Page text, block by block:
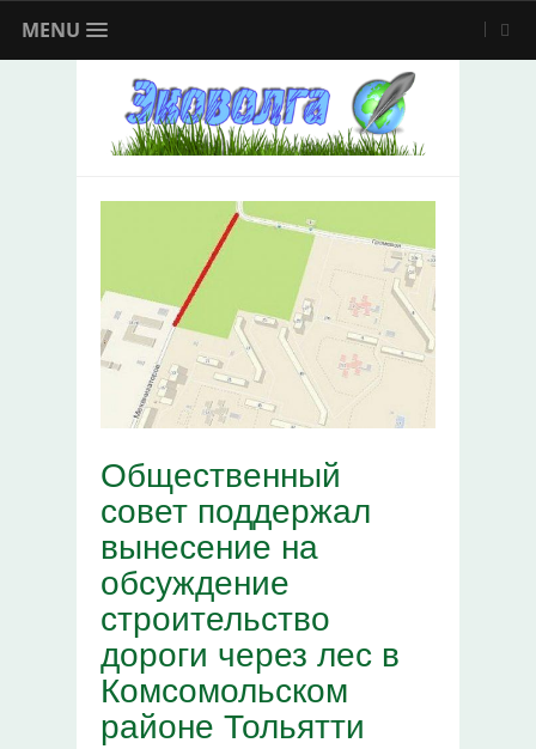
MENU
Общественный
совет поддержал
вынесение на
обсуждение
строительство
дороги через лес в
Комсомольском
районе Тольятти